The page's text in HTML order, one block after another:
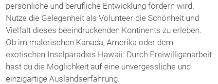
persönliche und berufliche Entwicklung fördern wird.
Nutze die Gelegenheit als Volunteer die Schönheit und
Vielfalt dieses beeindruckenden Kontinents zu erleben.
Ob im malerischen Kanada, Amerika oder dem
exotischen Inselparadies Hawaii: Durch Freiwilligenarbeit
hast du die Möglichkeit auf eine unvergessliche und
einzigartige Auslandserfahrung.